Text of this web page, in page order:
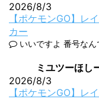
2026/8/3
【ポケモンGO】レ
カー
いいですよ 番号なん
ミユツーほし
2026/8/3
【ポケモンGO】レ